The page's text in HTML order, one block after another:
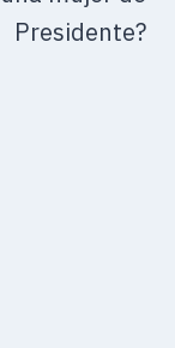
Presidente?